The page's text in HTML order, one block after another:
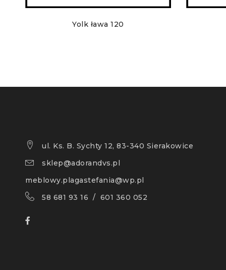
Yolk ława 120
ul. Ks. B. Sychty 12, 83-340 Sierakowice
sklep@adorandvs.pl
meblowy.plagastefania@wp.pl
58 681 93 16 / 601 360 052